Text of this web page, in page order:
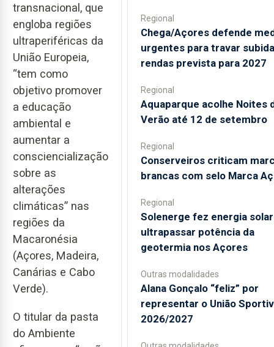
transnacional, que
engloba regiões
ultraperiféricas da
União Europeia,
“tem como
objetivo promover
a educação
ambiental e
aumentar a
consciencialização
sobre as
alterações
climáticas” nas
regiões da
Macaronésia
(Açores, Madeira,
Canárias e Cabo
Verde).
O titular da pasta
do Ambiente
Regional
Chega/Açores defende
urgentes para travar
rendas prevista para 2027
Regional
Aquaparque acolhe Noites
Verão até 12 de setembro
Regional
Conserveiros criticam
brancas com selo Marca
Regional
Solenerge fez energia solar
ultrapassar potência da
geotermia nos Açores
Outras modalidades
Alana Gonçalo “feliz” por
representar o União
2026/2027